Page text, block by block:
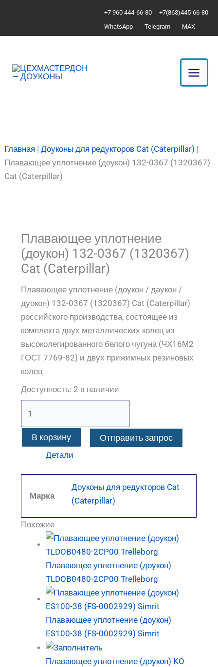
содержимому
+7 960 444-66-80
+7(863)445-66-80
WhatsApp
Telegram MAX
Главная |Доуконы для редукторов Cat (Caterpillar) |
Плавающее уплотнение (доукон) 132-0367 (1320367)
Cat (Caterpillar)
Плавающее уплотнение
(доукон) 132-0367 (1320367)
Cat (Caterpillar)
Плавающее уплотнение (доукон / даукон /
дуокон) 132-0367 (1320367) Cat (Caterpillar)
российского производства, состоящее из
комплекта двух металлических колец из
высоколегированного белого чугуна (ЧХ16М2
ГОСТ 7769-82) и двух прижимных резиновых
колец
Доступность: 2 в наличии
Плавающее
132-
В корзину Отправить запрос
Детали
Марка
Доуконы для редукторов Cat
(Caterpillar)
Похожие
Плавающее уплотнение (доукон)
TLDOB0480-2CP00 Trelleborg
Плавающее уплотнение (доукон)
ES100-38 (FS-0002929) Simrit
Плавающее уплотнение (доукон) KO